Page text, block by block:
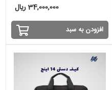
34,000,000 ریال
افزودن به سبد